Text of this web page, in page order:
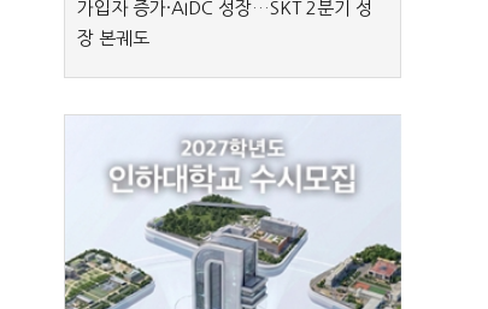
가입자 증가·AIDC 성장…SKT 2분기 성
장 본궤도